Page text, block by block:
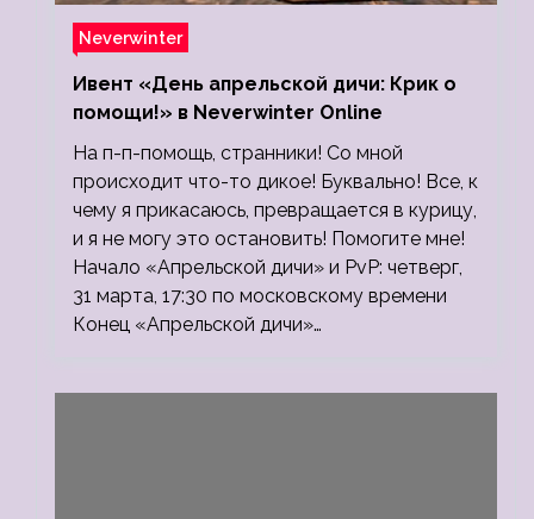
Neverwinter
Ивент «День апрельской дичи: Крик о
помощи!» в Neverwinter Online
На п-п-помощь, странники! Со мной
происходит что-то дикое! Буквально! Все, к
чему я прикасаюсь, превращается в курицу,
и я не могу это остановить! Помогите мне!
Начало «Апрельской дичи» и PvP: четверг,
31 марта, 17:30 по московскому времени
Конец «Апрельской дичи»…